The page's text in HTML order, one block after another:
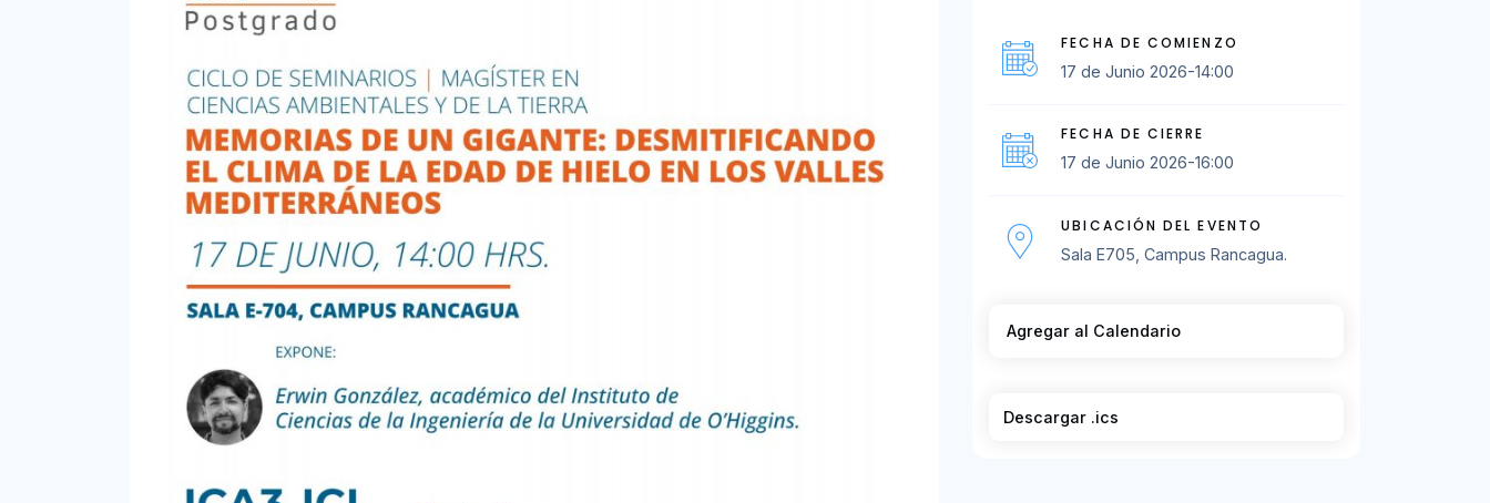
FECHA DE COMIENZO
17 de Junio 2026-14:00
FECHA DE CIERRE
17 de Junio 2026-16:00
UBICACIÓN DEL EVENTO
Sala E705, Campus Rancagua.
Agregar al Calendario
Descargar .ics